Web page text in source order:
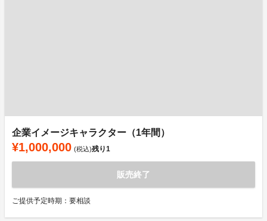
企業イメージキャラクター（1年間）
¥1,000,000 (税込)残り1
販売終了
ご提供予定時期：要相談